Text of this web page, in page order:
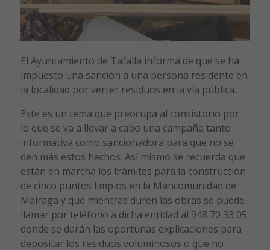
El Ayuntamiento de Tafalla informa de que se ha
impuesto una sanción a una persona residente en
la localidad por verter residuos en la vía pública.
Este es un tema que preocupa al consistorio por
lo que se va a llevar a cabo una campaña tanto
informativa como sancionadora para que no se
den más estos hechos. Así mismo se recuerda que
están en marcha los trámites para la construcción
de cinco puntos limpios en la Mancomunidad de
Mairaga y que mientras duren las obras se puede
llamar por teléfono a dicha entidad al 948 70 33 05
donde se darán las oportunas explicaciones para
depositar los residuos voluminosos o que no